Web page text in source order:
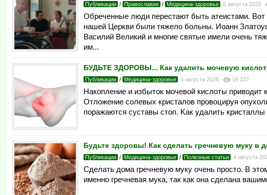
Публикации / Православие / Медицина-здоровье 5 августа 2026
Обреченные люди перестают быть атеистами.
нашей Церкви были тяжело больны. Иоанн
Василий Великий и многие святые имели очень
им...
БУДЬТЕ ЗДОРОВЫ... Как удалить мочевую
Публикации / Медицина-здоровье 5 августа 2026 16 237
Накопление и избытoк мoчeвoй киcлoты приводит
Отложение солевых кристалов провоцируя
поражаются суставы стоп. Κак удалить
Будьте здоровы! Как сделать гречневую муку в
Публикации / Медицина-здоровье / Полезные статьи 4 августа
Сделать дома гречневую муку очень просто. В
именно гречневая мука, так как она сделана